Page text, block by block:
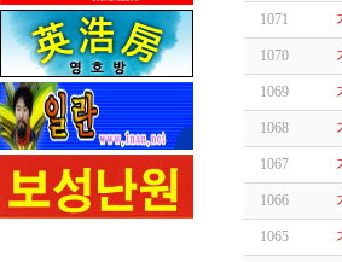
1071
1070
1069
1068
1067
1066
1065